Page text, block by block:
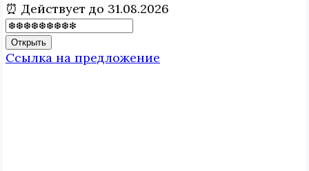
⏰ Действует до 31.08.2026
Открыть
Ссылка на предложение